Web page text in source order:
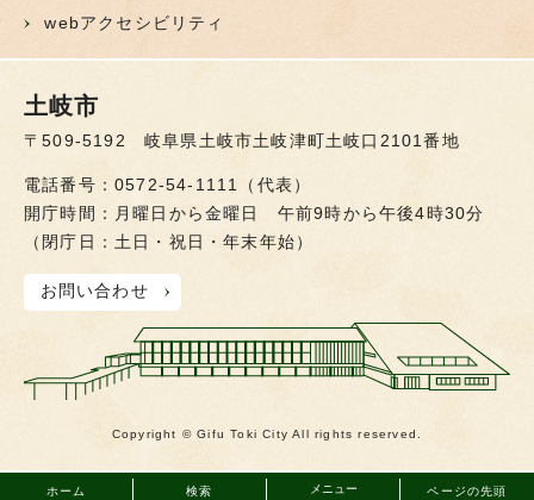
ホーム 検索 メニュー ページの先頭
webアクセシビリティ
土岐市
〒509-5192 岐阜県土岐市土岐津町土岐口2101番地
電話番号：0572-54-1111（代表）
開庁時間：月曜日から金曜日 午前9時から午後4時30分
（閉庁日：土日・祝日・年末年始）
お問い合わせ
Copyright © Gifu Toki City All rights reserved.